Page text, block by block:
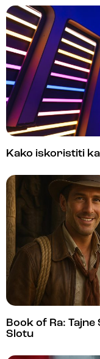
Kako iskoristiti
Book of Ra:
Slotu